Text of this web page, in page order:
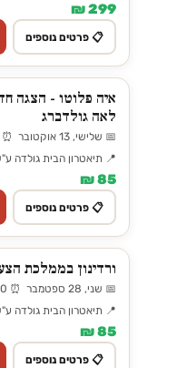
299 ₪
📋 פרטים נוספים
איה פלוטו - הצגה
לאה גולדברג
📅 שלישי, 13 אוקטובר ⏰ 17:30
📍 תיאטרון הבית גולדה
85 ₪
📋 פרטים נוספים
ורדינון בממלכת
📅 שני, 28 ספטמבר ⏰ 11:00
📍 תיאטרון הבית גולדה
85 ₪
📋 פרטים נוספים